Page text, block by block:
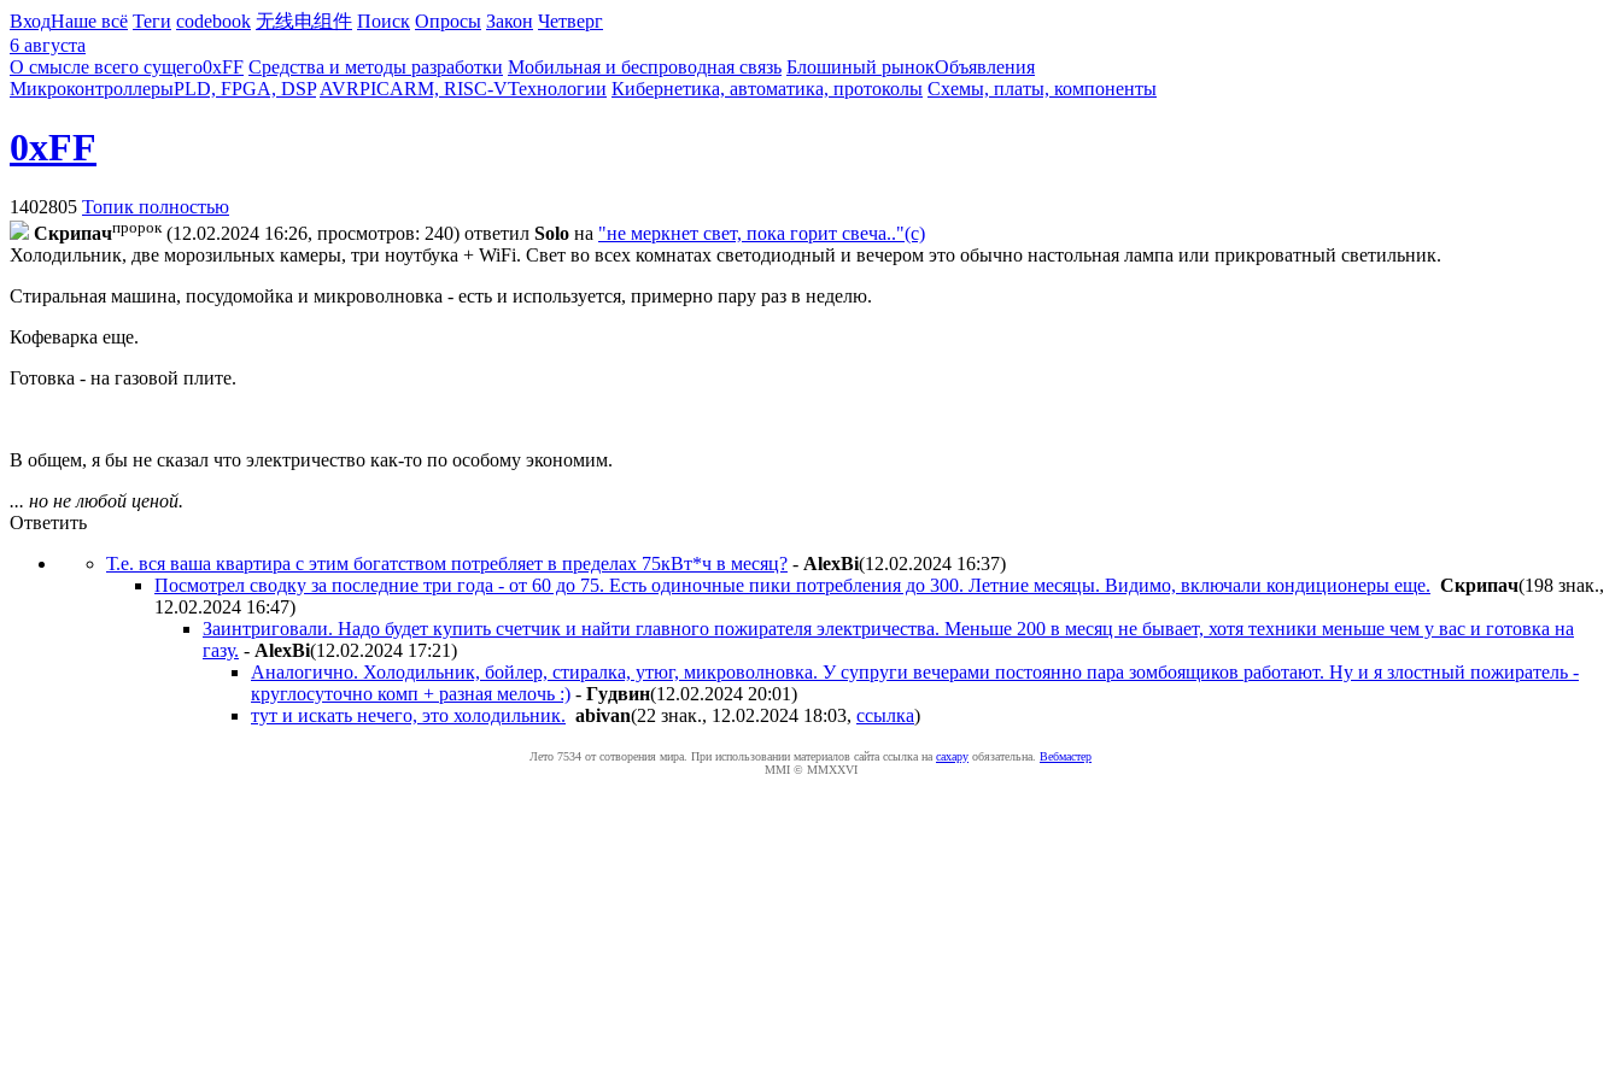
ВходНаше всё Теги codebook 无线电组件 Поиск Опросы Закон Четверг
6 августа
О смысле всего сущего0xFF Средства и методы разработки Мобильная и беспроводная связь Блошиный рынокОбъявления
МикроконтроллерыPLD, FPGA, DSP AVRPICARM, RISC-VТехнологии Кибернетика, автоматика, протоколы Схемы, платы, компоненты
0xFF
1402805 Топик полностью
Cкpипaчпророк (12.02.2024 16:26, просмотров: 240) ответил Solo на "не меркнет свет, пока горит свеча.."(с)
Холодильник, две морозильных камеры, три ноутбука + WiFi. Свет во всех комнатах светодиодный и вечером это обычно настольная лампа или прикроватный светильник.
Стиральная машина, посудомойка и микроволновка - есть и используется, примерно пару раз в неделю.
Кофеварка еще.
Готовка - на газовой плите.
В общем, я бы не сказал что электричество как-то по особому экономим.
... но не любой ценой.
Ответить
Т.е. вся ваша квартира с этим богатством потребляет в пределах 75кВт*ч в месяц? - AlexBi(12.02.2024 16:37)
Посмотрел сводку за последние три года - от 60 до 75. Есть одиночные пики потребления до 300. Летние месяцы. Видимо, включали кондиционеры еще. Cкpипaч(198 знак.,
12.02.2024 16:47)
Заинтриговали. Надо будет купить счетчик и найти главного пожирателя электричества. Меньше 200 в месяц не бывает, хотя техники меньше чем у вас и готовка на
газу. - AlexBi(12.02.2024 17:21)
Аналогично. Холодильник, бойлер, стиралка, утюг, микроволновка. У супруги вечерами постоянно пара зомбоящиков работают. Ну и я злостный пожиратель -
круглосуточно комп + разная мелочь :) - Гyдвин(12.02.2024 20:01)
тут и искать нечего, это холодильник. abivan(22 знак., 12.02.2024 18:03, ссылка)
Лето 7534 от сотворения мира. При использовании материалов сайта ссылка на caxapу обязательна. Вебмастер
MMI © MMXXVI